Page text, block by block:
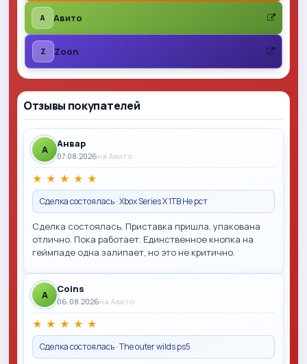
Отзывы покупателей
A Анвар
07.08.2026на Авито
★ ★ ★ ★ ★
Сделка состоялась · Xbox Series X 1TB Не рст
Сделка состоялась. Приставка пришла, упакована
отлично. Пока работает. Единственное кнопка на
геймпаде одна залипает, но это не критично.
A Coins
06.08.2026на Авито
★ ★ ★ ★ ★
Сделка состоялась · The outer wilds ps5
A Авито
Z Zoon